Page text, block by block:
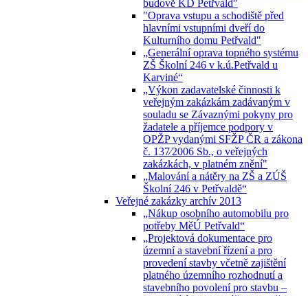
budově KD Petřvald"
"Oprava vstupu a schodiště před
hlavními vstupními dveří do
Kulturního domu Petřvald"
„Generální oprava topného systému
ZŠ Školní 246 v k.ú.Petřvald u
Karviné“
„Výkon zadavatelské činnosti k
veřejným zakázkám zadávaným v
souladu se Závaznými pokyny pro
žadatele a příjemce podpory v
OPŽP vydanými SFŽP ČR a zákona
č. 137⁄2006 Sb., o veřejných
zakázkách, v platném znění"
„Malování a nátěry na ZŠ a ZÚŠ
Školní 246 v Petřvaldě“
Veřejné zakázky archív 2013
„Nákup osobního automobilu pro
potřeby MěÚ Petřvald“
„Projektová dokumentace pro
územní a stavební řízení a pro
provedení stavby včetně zajištění
platného územního rozhodnutí a
stavebního povolení pro stavbu –